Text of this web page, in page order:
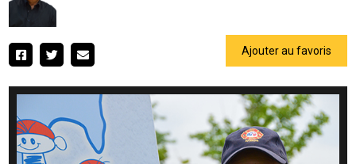
Ajouter au favoris